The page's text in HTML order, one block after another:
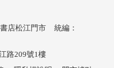
店松江門市 統編：
路209號1樓